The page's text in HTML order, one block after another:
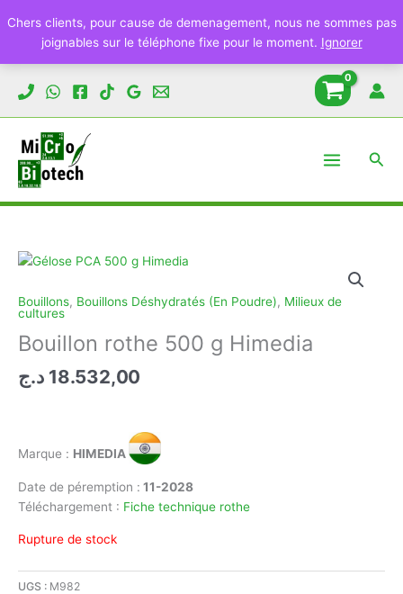
Chers clients, pour cause de demenagement, nous ne sommes pas
joignables sur le téléphone fixe pour le moment. Ignorer
Bouillons, Bouillons Déshydratés (En Poudre), Milieux de
cultures
Bouillon rothe 500 g Himedia
18.532,00 د.ج
Marque : HIMEDIA
Date de péremption : 11-2028
Téléchargement : Fiche technique rothe
Rupture de stock
UGS : M982